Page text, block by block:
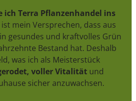
ich Terra Pflanzenhandel ins
ist mein Versprechen, dass aus
gesundes und kraftvolles Grün
Bestand hat. Deshalb
was ich als Meisterstück
voller Vitalitätund
sicher anzuwachsen.